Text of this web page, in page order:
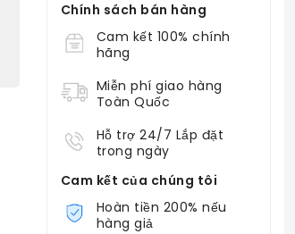
Chính sách bán hàng
Cam kết 100% chính
hãng
Miễn phí giao hàng
Toàn Quốc
Hỗ trợ 24/7 Lắp đặt
trong ngày
Cam kết của chúng tôi
Hoàn tiền 200% nếu
hàng giả